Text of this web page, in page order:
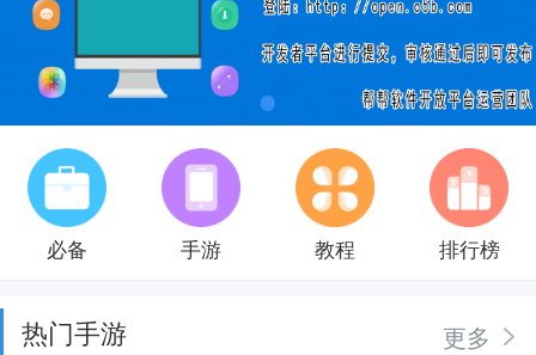
必备 手游 教程 排行榜
热门手游 更多